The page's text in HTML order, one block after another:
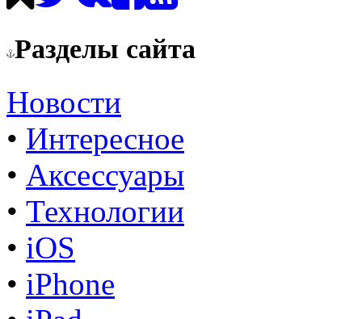
Разделы сайта
Новости
• Интересное
• Аксессуары
• Технологии
• iOS
• iPhone